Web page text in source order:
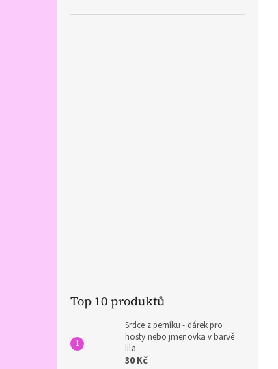
Top 10 produktů
Srdce z perníku - dárek pro
hosty nebo jmenovka v barvě
lila
30 Kč